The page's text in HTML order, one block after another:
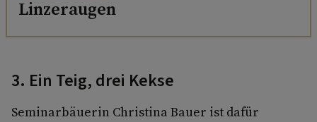
Linzeraugen
3. Ein Teig, drei Kekse
Seminarbäuerin Christina Bauer ist dafür